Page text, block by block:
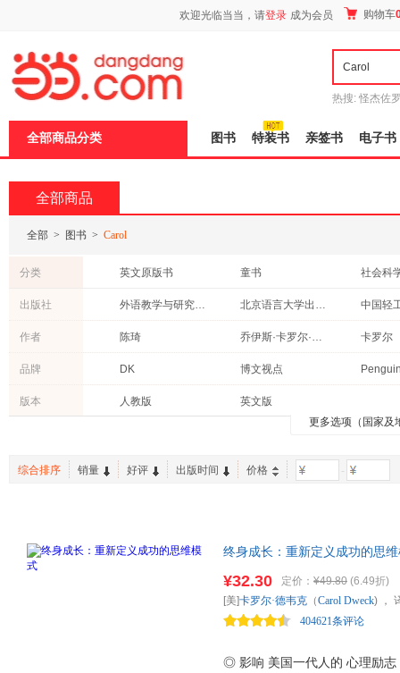
欢迎光临当当，请登录 成为会员 购物车
热搜: 怪杰佐
全部商品分类 图书 特装书 亲签书 电子书
全部商品
全部 > 图书 > Carol
分类 英文原版书 童书
社会科
心理学
医学
小说
科普读物
投资理财
考试
艺术
哲学/宗教
育儿/早
两性关系
农业/林业
出版社 外语教学与研究出版社 北京语言大学出版社
中国轻
化学工业出版社
上海教育出版社
华夏出
广东旅游出版社
机械工业出版社
中国医药科技出版社
上海三联书店
西苑出
教育科学出版社
人民文学出版社
浙江教
北京联合出版公司
华文出版社
浙江大
江苏人民出版社
湖南美
中国科学技术大学出版社
中央编
作者 陈琦 乔伊斯·卡罗尔·欧茨
卡罗尔
卡罗尔·鲁基特
卡罗尔·博尔特
楚祎楠
王晓鹏
斯诺
王薇
品牌 DK 博文视点
版本 人教版
英文版
更多选项（国家及
综合排序 销量 好评 出版时间 价格 -
终身成长：重新定义成功的思
◎ 影响 美国一代人的 心理励志
¥32.30 定价： ¥49.80 (6.49折)
404621条评论
[美]卡罗尔·德韦克 （Carol Dweck) ，
页
加